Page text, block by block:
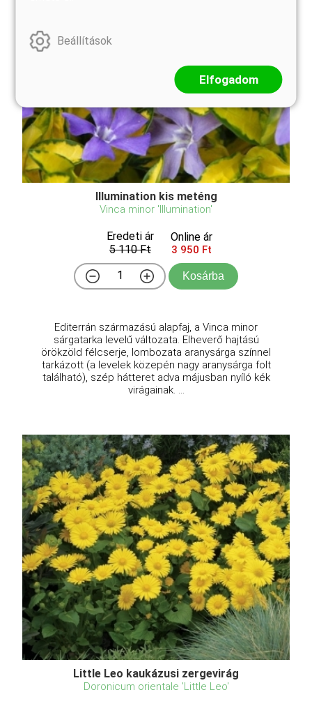
Illumination kis meténg
Vinca minor 'Illumination'
Eredeti ár
5 110 Ft
Online ár
3 950 Ft
Kosárba
Editerrán származású alapfaj, a Vinca minor
sárgatarka levelű változata. Elheverő hajtású
örökzöld félcserje, lombozata aranysárga színnel
tarkázott (a levelek közepén nagy aranysárga folt
található), szép hátteret adva májusban nyíló kék
virágainak. ...
Little Leo kaukázusi zergevirág
Doronicum orientale 'Little Leo'
Beállítások
Elfogadom